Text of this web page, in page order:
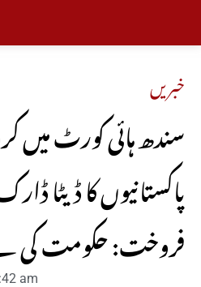
خبریں
پاکستانیوں کا ڈیٹا
فروخت: حکومت کی
am